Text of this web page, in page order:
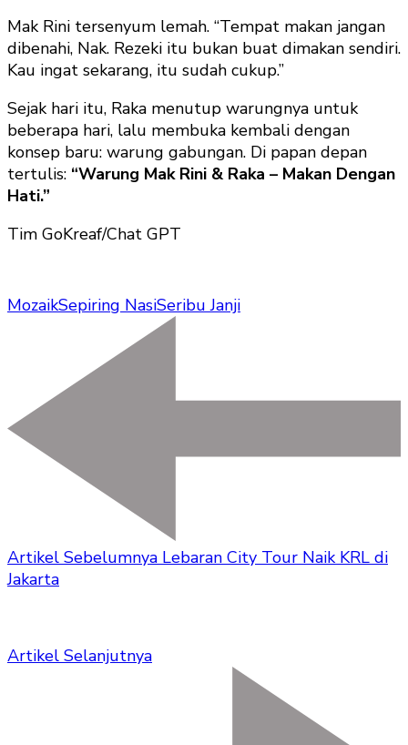
Mak Rini tersenyum lemah. “Tempat makan jangan
dibenahi, Nak. Rezeki itu bukan buat dimakan sendiri.
Kau ingat sekarang, itu sudah cukup.”
Sejak hari itu, Raka menutup warungnya untuk
beberapa hari, lalu membuka kembali dengan
konsep baru: warung gabungan. Di papan depan
tertulis: “Warung Mak Rini & Raka – Makan Dengan
Hati.”
Tim GoKreaf/Chat GPT
MozaikSepiring NasiSeribu Janji
Artikel Sebelumnya Lebaran City Tour Naik KRL di
Jakarta
Artikel Selanjutnya